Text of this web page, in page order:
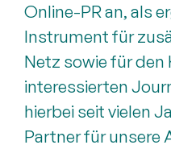
Online-PR an, als
Instrument für
Netz sowie für
interessierten
hierbei seit vielen
Partner für unsere